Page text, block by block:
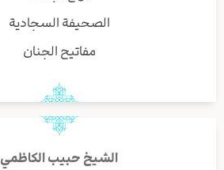
الصحيفة السجادية
مفاتيح الجنان
الشيخ حبيب الكاظمي